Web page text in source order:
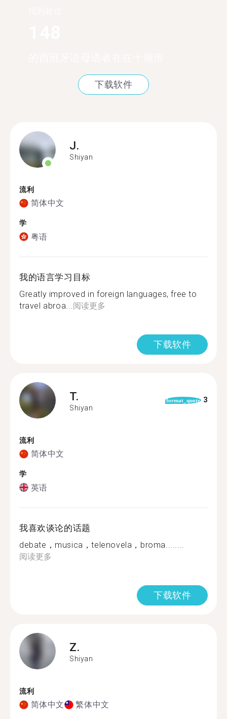
下载软件
J.
Shiyan
流利
简体中文
学
粤语
我的语言学习目标
Greatly improved in foreign languages, free to
travel abroa... 阅读更多
下载软件
T.
Shiyan
format_quote 3
流利
简体中文
学
英语
我喜欢谈论的话题
debate，musica，telenovela，broma........
阅读更多
下载软件
Z.
Shiyan
流利
简体中文 繁体中文